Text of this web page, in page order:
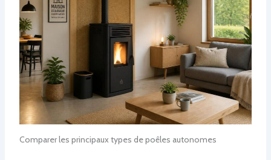
Comparer les principaux types de poêles autonomes